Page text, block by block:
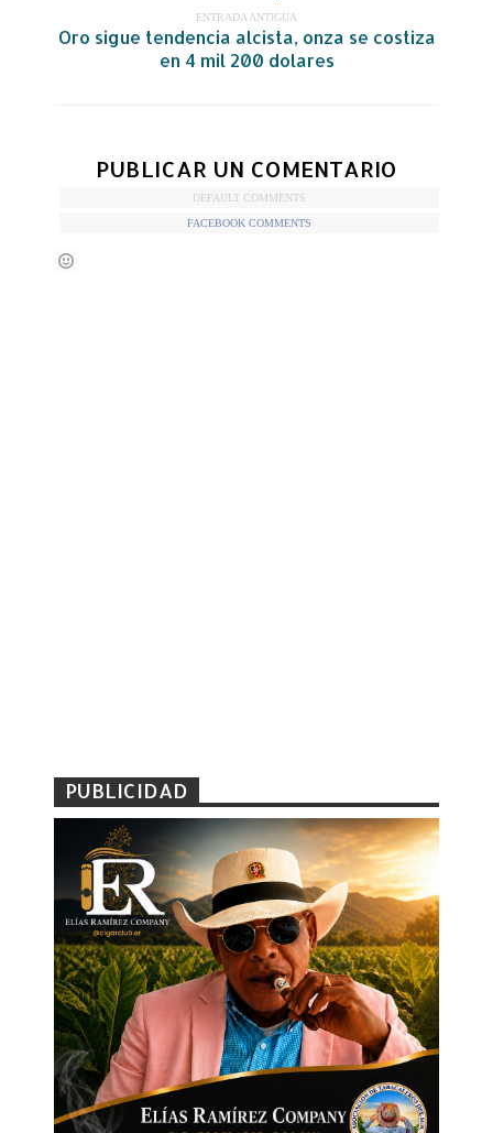
ENTRADA ANTIGUA
Oro sigue tendencia alcista, onza se costiza
en 4 mil 200 dolares
PUBLICAR UN COMENTARIO
DEFAULT COMMENTS
FACEBOOK COMMENTS
PUBLICIDAD